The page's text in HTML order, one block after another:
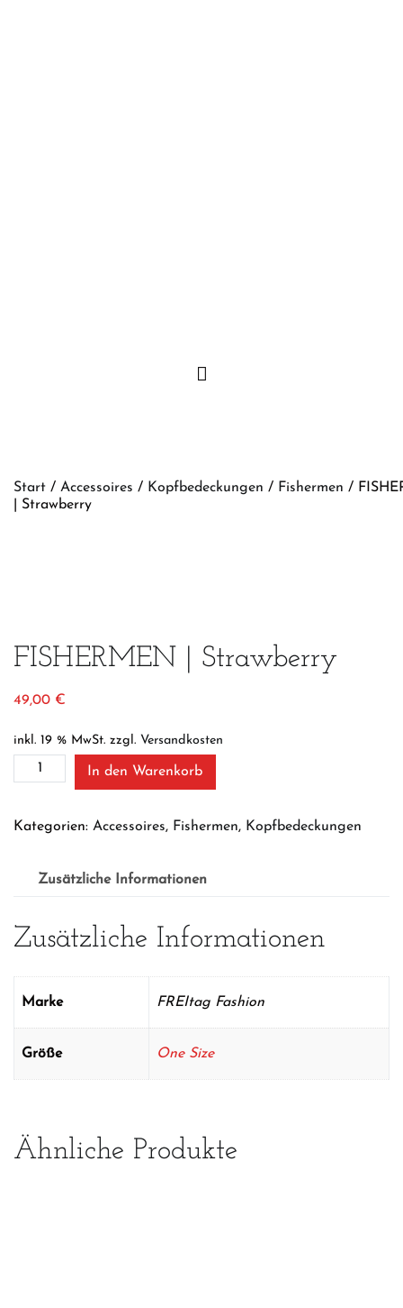
Start / Accessoires / Kopfbedeckungen / Fishermen /
| Strawberry
FISHERMEN | Strawberry
49,00 €
inkl. 19 % MwSt. zzgl. Versandkosten
FISHERMEN
|
In den Warenkorb
Kategorien: Accessoires, Fishermen, Kopfbedeckungen
Zusätzliche Informationen
Zusätzliche Informationen
Marke FREItag Fashion
Größe One Size
Ähnliche Produkte